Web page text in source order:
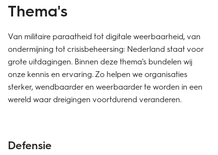
Thema's
Van militaire paraatheid tot digitale weerbaarheid, van
ondermijning tot crisisbeheersing: Nederland staat voor
grote uitdagingen. Binnen deze thema's bundelen wij
onze kennis en ervaring. Zo helpen we organisaties
sterker, wendbaarder en weerbaarder te worden in een
wereld waar dreigingen voortdurend veranderen.
Defensie